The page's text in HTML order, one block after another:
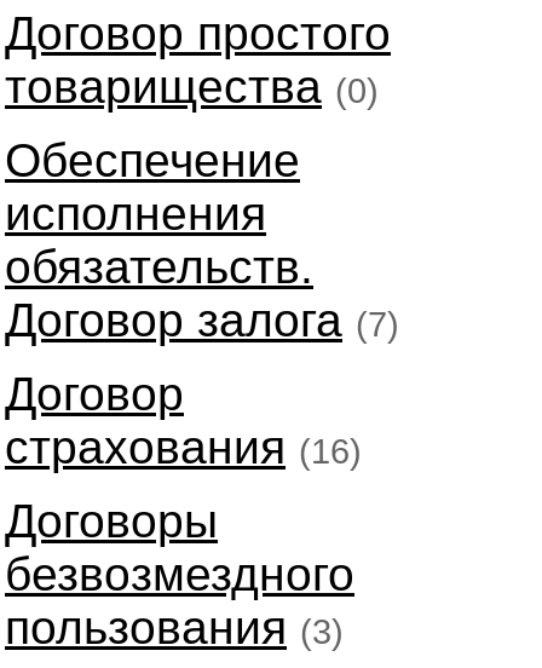
Договор простого
товарищества (0)
Обеспечение
исполнения
обязательств.
Договор залога (7)
Договор
страхования (16)
Договоры
безвозмездного
пользования (3)